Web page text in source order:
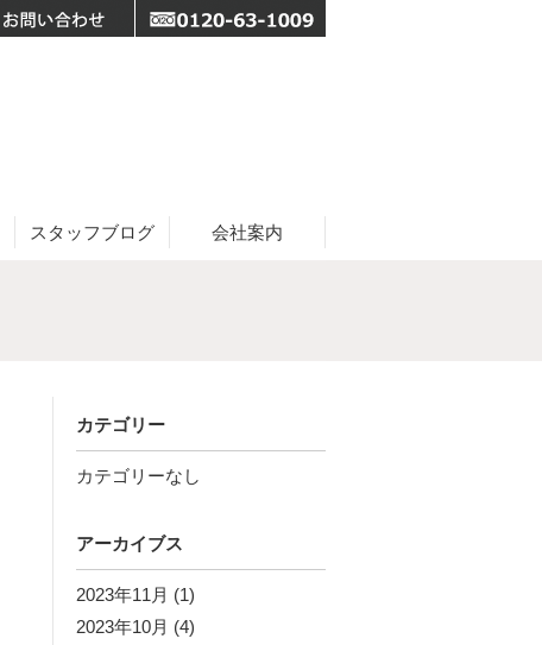
スタッフブログ 会社案内
カテゴリー
カテゴリーなし
アーカイブス
2023年11月 (1)
2023年10月 (4)